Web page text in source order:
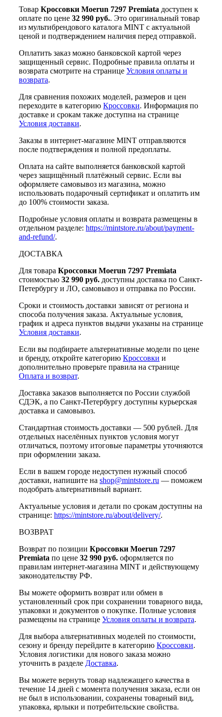
Товар Кроссовки Moerun 7297 Premiata доступен к
оплате по цене 32 990 руб.. Это оригинальный товар
из мультибрендового каталога MINT с актуальной
ценой и подтверждением наличия перед отправкой.
Оплатить заказ можно банковской картой через
защищенный сервис. Подробные правила оплаты и
возврата смотрите на странице Условия оплаты и
возврата.
Для сравнения похожих моделей, размеров и цен
переходите в категорию Кроссовки. Информация по
доставке и срокам также доступна на странице
Условия доставки.
Заказы в интернет-магазине MINT отправляются
после подтверждения и полной предоплаты.
Оплата на сайте выполняется банковской картой
через защищённый платёжный сервис. Если вы
оформляете самовывоз из магазина, можно
использовать подарочный сертификат и оплатить им
до 100% стоимости заказа.
Подробные условия оплаты и возврата размещены в
отдельном разделе: https://mintstore.ru/about/payment-
and-refund/.
ДОСТАВКА
Для товара Кроссовки Moerun 7297 Premiata
стоимостью 32 990 руб. доступны доставка по Санкт-
Петербургу и ЛО, самовывоз и отправка по России.
Сроки и стоимость доставки зависят от региона и
способа получения заказа. Актуальные условия,
график и адреса пунктов выдачи указаны на странице
Условия доставки.
Если вы подбираете альтернативные модели по цене
и бренду, откройте категорию Кроссовки и
дополнительно проверьте правила на странице
Оплата и возврат.
Доставка заказов выполняется по России службой
СДЭК, а по Санкт-Петербургу доступны курьерская
доставка и самовывоз.
Стандартная стоимость доставки — 500 рублей. Для
отдельных населённых пунктов условия могут
отличаться, поэтому итоговые параметры уточняются
при оформлении заказа.
Если в вашем городе недоступен нужный способ
доставки, напишите на shop@mintstore.ru — поможем
подобрать альтернативный вариант.
Актуальные условия и детали по срокам доступны на
странице: https://mintstore.ru/about/delivery/.
ВОЗВРАТ
Возврат по позиции Кроссовки Moerun 7297
Premiata по цене 32 990 руб. оформляется по
правилам интернет-магазина MINT и действующему
законодательству РФ.
Вы можете оформить возврат или обмен в
установленный срок при сохранении товарного вида,
упаковки и документов о покупке. Полные условия
размещены на странице Условия оплаты и возврата.
Для выбора альтернативных моделей по стоимости,
сезону и бренду перейдите в категорию Кроссовки.
Условия логистики для нового заказа можно
уточнить в разделе Доставка.
Вы можете вернуть товар надлежащего качества в
течение 14 дней с момента получения заказа, если он
не был в использовании, сохранены товарный вид,
упаковка, ярлыки и потребительские свойства.